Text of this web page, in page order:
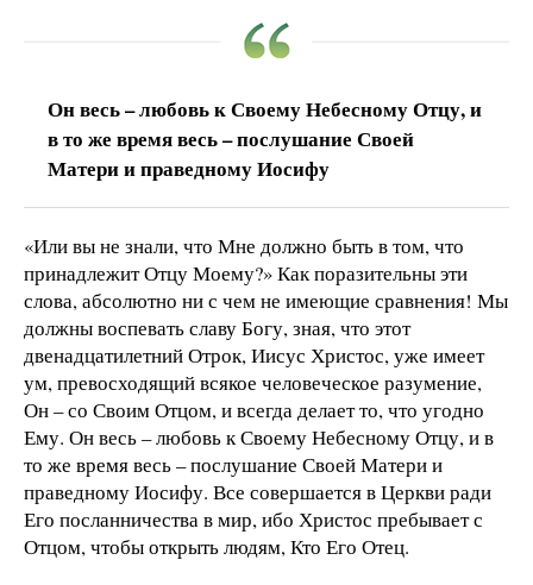
Он весь – любовь к Своему Небесному Отцу, и
в то же время весь – послушание Своей
Матери и праведному Иосифу
«Или вы не знали, что Мне должно быть в том, что
принадлежит Отцу Моему?» Как поразительны эти
слова, абсолютно ни с чем не имеющие сравнения! Мы
должны воспевать славу Богу, зная, что этот
двенадцатилетний Отрок, Иисус Христос, уже имеет
ум, превосходящий всякое человеческое разумение,
Он – со Своим Отцом, и всегда делает то, что угодно
Ему. Он весь – любовь к Своему Небесному Отцу, и в
то же время весь – послушание Своей Матери и
праведному Иосифу. Все совершается в Церкви ради
Его посланничества в мир, ибо Христос пребывает с
Отцом, чтобы открыть людям, Кто Его Отец.